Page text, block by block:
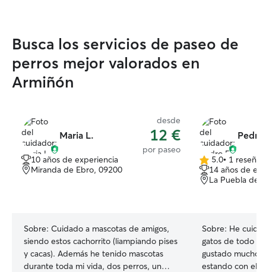
Busca los servicios de paseo de
perros mejor valorados en
Armiñón
Maria L.
desde
12 €
por paseo
10 años de experiencia
Miranda de Ebro, 09200
Sobre: Cuidado a mascotas de amigos,
siendo estos cachorrito (liampiando pises
y cacas). Además he tenido mascotas
durante toda mi vida, dos perros, un
Pedro
5.0
de
5
5.0• 1 reseña
14 años de
La Puebla de
Sobre: He
gatos de todo
gustado mucho
estando con